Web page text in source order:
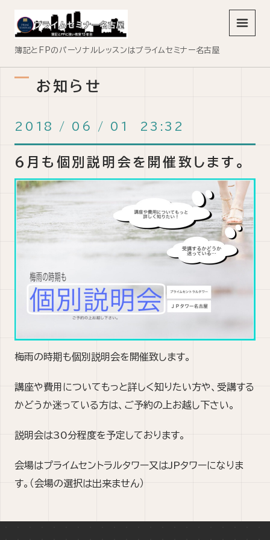
簿記とFPのパーソナルレッスンはプライムセミナー名古屋
メニュ
お知らせ
2018 / 06 / 01 23:32
6月も個別説明会を開催致します。
梅雨の時期も個別説明会を開催致します。
講座や費用についてもっと詳しく知りたい方や、受講する
かどうか迷っている方は、ご予約の上お越し下さい。
説明会は30分程度を予定しております。
会場はプライムセントラルタワー又はJPタワーになりま
す。（会場の選択は出来ません）